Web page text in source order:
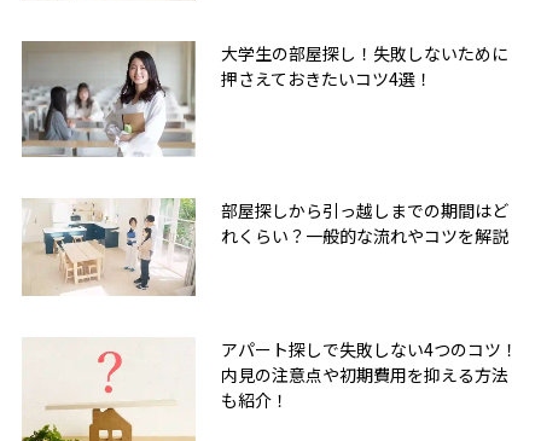
大学生の部屋探し！失敗しないために
押さえておきたいコツ4選！
部屋探しから引っ越しまでの期間はど
れくらい？一般的な流れやコツを解説
アパート探しで失敗しない4つのコツ！
内見の注意点や初期費用を抑える方法
も紹介！